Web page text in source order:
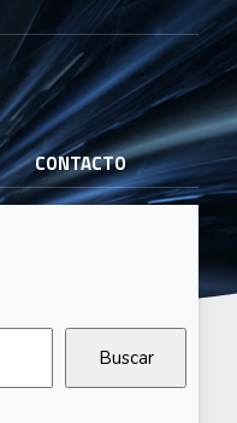
CONTACTO